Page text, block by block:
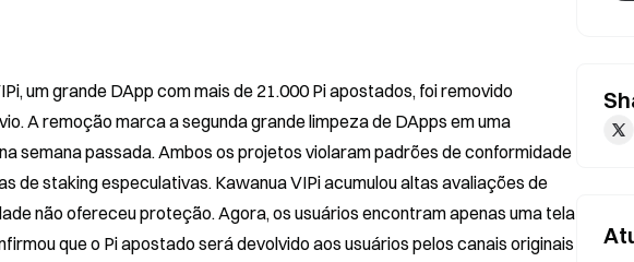
um grande DApp com mais de 21.000 Pi apostados, foi removido
A remoção marca a segunda grande limpeza de DApps em uma
semana passada. Ambos os projetos violaram padrões de conformidade
de staking especulativas. Kawanua VIPi acumulou altas avaliações de
não ofereceu proteção. Agora, os usuários encontram apenas uma tela
que o Pi apostado será devolvido aos usuários pelos canais originais